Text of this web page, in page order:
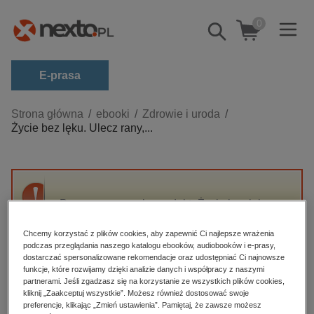
Pokaż/schowaj
wyszukiwarkę
0
E-prasa
Kategorie
Zobacz wszystkie E-prasa
budownictwo, aranżacja wnętrz
dzienniki
edukacja
hobby, sport, rozrywka
komputery, internet, technologie, informatyka
Strona główna ebooki
Zdrowie i uroda
Życie bez lęku. Ulecz rany,...
Przepraszamy, ale produkt „Życie bez lęku.
życia” nie jest dostępny.
High-contrast mode
Polecane
Chcemy korzystać z plików cookies, aby zapewnić Ci najlepsze wrażenia
podczas przeglądania naszego katalogu ebooków, audiobooków i e-prasy,
dostarczać spersonalizowane rekomendacje oraz udostępniać Ci najnowsze
funkcje, które rozwijamy dzięki analizie danych i współpracy z naszymi
partnerami. Jeśli zgadzasz się na korzystanie ze wszystkich plików cookies,
kliknij „Zaakceptuj wszystkie”. Możesz również dostosować swoje
preferencje, klikając „Zmień ustawienia”. Pamiętaj, że zawsze możesz